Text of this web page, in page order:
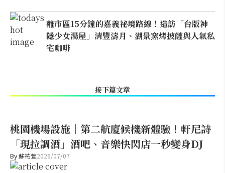
離市區15分鐘的嘉義祕境路線！造訪「台版神
隱少女湯屋」清豐濤月、湖景窯烤披薩與人氣私
宅咖啡
接下篇文章
桃園機場設施｜第二航廈候機新體驗！軒尼詩
「現拉調酒」酒吧、音樂快閃店一秒變身DJ
By蘇祐萱2026/07/07